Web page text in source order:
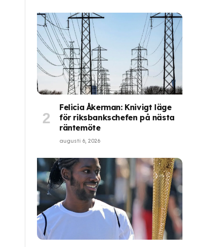
Felicia Åkerman: Knivigt läge
för riksbankschefen på nästa
räntemöte
augusti 6, 2026